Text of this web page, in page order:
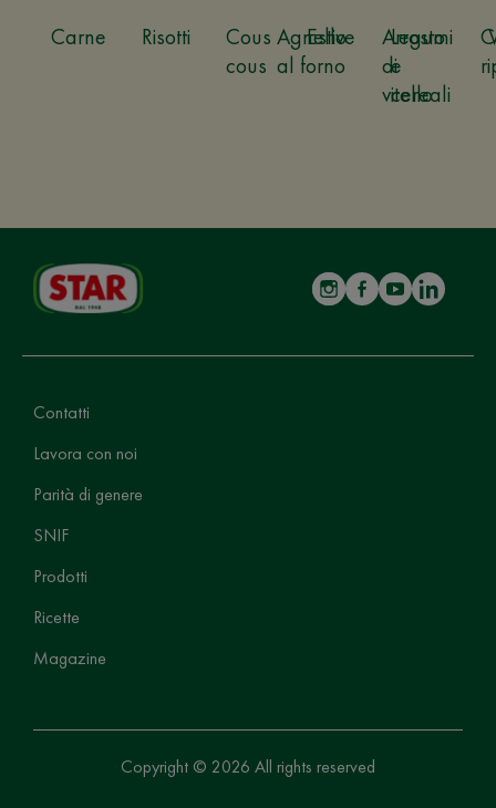
Carne Risotti
Cous
cous
Estive
Legumi
e
cereali
Agnello
al forno
Arrosto
di
vitello
Contatti
Lavora con noi
Parità di genere
SNIF
Prodotti
Ricette
Magazine
Copyright © 2026 All rights reserved